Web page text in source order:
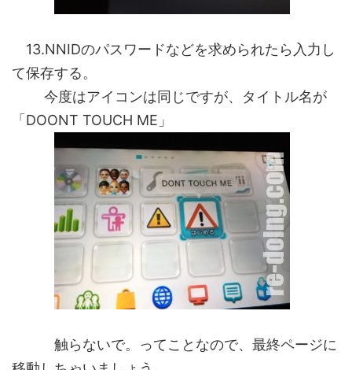
13.NNIDのパスワードなどを求められたら入力し
て保存する。
今度はアイコンは同じですが、タイトル名が
「DOONT TOUCH ME」
触らないで。ってことなので、最終ページに